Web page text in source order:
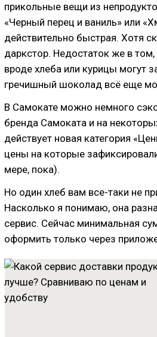
прикольные вещи из
«Черный перец и ваниль» или
действительно быстрая. Хотя
даркстор. Недостаток же в
вроде хлеба или курицы могут
гречишный шоколад всё еще
В Самокате можно немного
бренда Самоката и на
действует новая категория
цены на которые
мере, пока).
Но один хлеб вам все-таки не
Насколько я понимаю, она
сервис. Сейчас минимальная
оформить только через